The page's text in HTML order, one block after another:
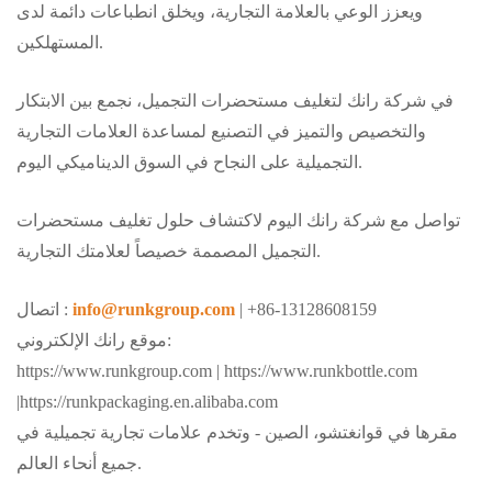
ويعزز الوعي بالعلامة التجارية، ويخلق انطباعات دائمة لدى
المستهلكين.
في شركة رانك لتغليف مستحضرات التجميل، نجمع بين الابتكار
والتخصيص والتميز في التصنيع لمساعدة العلامات التجارية
التجميلية على النجاح في السوق الديناميكي اليوم.
تواصل مع شركة رانك اليوم لاكتشاف حلول تغليف مستحضرات
التجميل المصممة خصيصاً لعلامتك التجارية.
اتصال : info@runkgroup.com | +86-13128608159
موقع رانك الإلكتروني:
https://www.runkgroup.com | https://www.runkbottle.com
|https://runkpackaging.en.alibaba.com
مقرها في قوانغتشو، الصين - وتخدم علامات تجارية تجميلية في
جميع أنحاء العالم.